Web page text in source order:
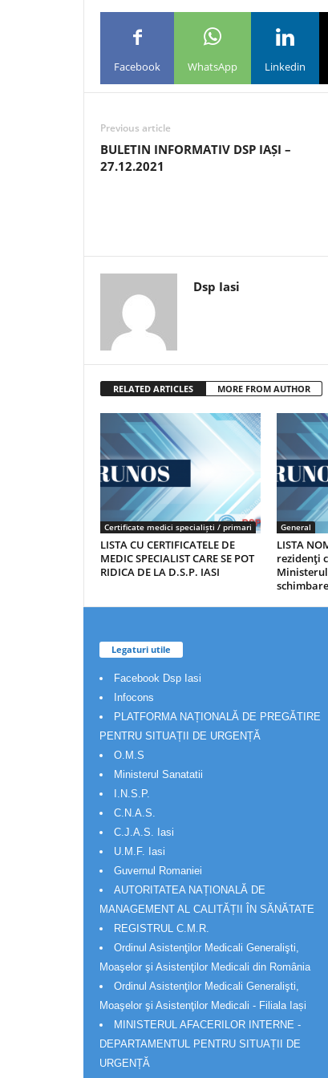
Facebook WhatsApp Linkedin
Previous article
BULETIN INFORMATIV DSP IAȘI –
27.12.2021
Dsp Iasi
RELATED ARTICLES MORE FROM AUTHOR
Certificate medici specialiști / primari
LISTA CU CERTIFICATELE DE
MEDIC SPECIALIST CARE SE POT
RIDICA DE LA D.S.P. IASI
General
LISTA
rezidenţi
Legaturi utile
Facebook Dsp Iasi
Infocons
PLATFORMA NAȚIONALĂ DE PREGĂTIRE
PENTRU SITUAȚII DE URGENȚĂ
O.M.S
Ministerul Sanatatii
I.N.S.P.
C.N.A.S.
C.J.A.S. Iasi
U.M.F. Iasi
Guvernul Romaniei
AUTORITATEA NAȚIONALĂ DE
MANAGEMENT AL CALITĂȚII ÎN SĂNĂTATE
REGISTRUL C.M.R.
Ordinul Asistenţilor Medicali Generalişti,
Moaşelor şi Asistenţilor Medicali din România
Ordinul Asistenţilor Medicali Generalişti,
Moaşelor şi Asistenţilor Medicali - Filiala Iași
MINISTERUL AFACERILOR INTERNE -
DEPARTAMENTUL PENTRU SITUAȚII DE
URGENȚĂ